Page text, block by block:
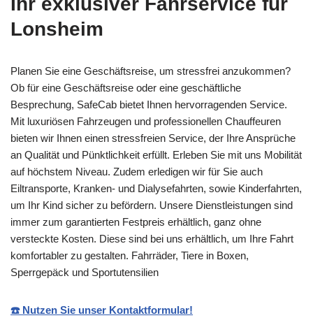
Lonsheim
Planen Sie eine Geschäftsreise, um stressfrei anzukommen?
Ob für eine Geschäftsreise oder eine geschäftliche
Besprechung, SafeCab bietet Ihnen hervorragenden Service.
Mit luxuriösen Fahrzeugen und professionellen Chauffeuren
bieten wir Ihnen einen stressfreien Service, der Ihre Ansprüche
an Qualität und Pünktlichkeit erfüllt. Erleben Sie mit uns Mobilität
auf höchstem Niveau. Zudem erledigen wir für Sie auch
Eiltransporte, Kranken- und Dialysefahrten, sowie Kinderfahrten,
um Ihr Kind sicher zu befördern. Unsere Dienstleistungen sind
immer zum garantierten Festpreis erhältlich, ganz ohne
versteckte Kosten. Diese sind bei uns erhältlich, um Ihre Fahrt
komfortabler zu gestalten. Fahrräder, Tiere in Boxen,
Sperrgepäck und Sportutensilien
☎️ Nutzen Sie unser Kontaktformular!